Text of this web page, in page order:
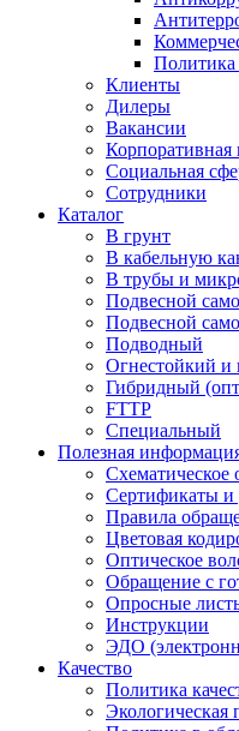
Политика
Клиенты
Дилеры
Вакансии
Корпоративная
Социальная
Сотрудники
Каталог
В грунт
В кабельную
В трубы и
Подвесной
Подвесной
Подводный
Огнестойкий и
Гибридный
FTTP
Специальный
Полезная
Схематическое
Сертификаты и
Правила
Цветовая
Оптическое
Обращение с
Опросные
Инструкции
ЭДО
Качество
Политика
Экологическая